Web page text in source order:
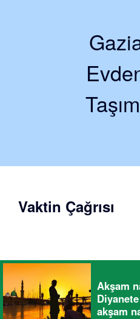
Vaktin Çağrısı
Akşam
akşam